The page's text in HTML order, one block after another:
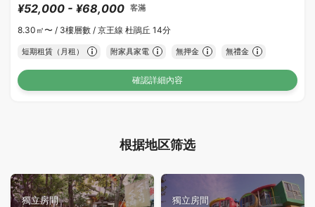
¥52,000 - ¥68,000 客滿
8.30㎡〜 / 3樓層數 / 京王線 杜鵑丘 14分
短期租賃（月租） 附家具家電 無押金 無禮金
確認詳細內容
根据地区筛选
獨立房間 獨立房間